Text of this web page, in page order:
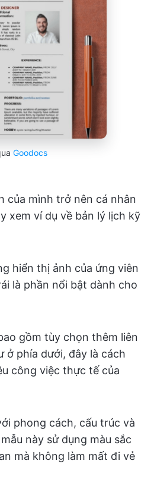
Goodocs
của mình trở nên cá nhân
xem ví dụ về bản lý lịch kỹ
hiển thị ảnh của ứng viên
là phần nổi bật dành cho
gồm tùy chọn thêm liên
ở phía dưới, đây là cách
công việc thực tế của
phong cách, cấu trúc và
này sử dụng màu sắc
mà không làm mất đi vẻ